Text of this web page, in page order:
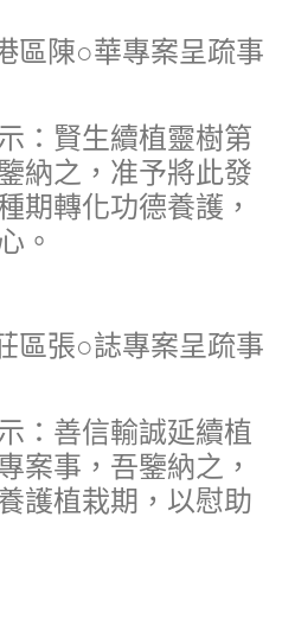
區陳○華專案呈疏事
：賢生續植靈樹第
納之，准予將此發
期轉化功德養護，
。
區張○誌專案呈疏事
：善信輸誠延續植
案事，吾鑒納之，
護植栽期，以慰助